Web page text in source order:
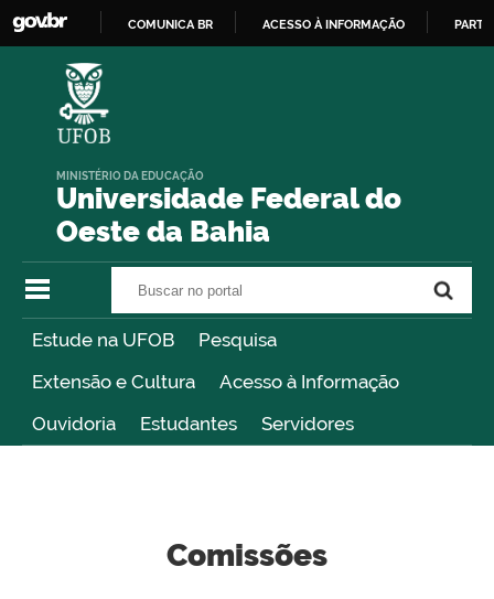
COMUNICA BR ACESSO À INFORMAÇÃO
Universidade Federal do
Oeste da Bahia
MINISTÉRIO DA EDUCAÇÃO
Estude na UFOB
Pesquisa
Extensão e Cultura
Acesso à Informação
Ouvidoria
Estudantes Servidores
Comissões